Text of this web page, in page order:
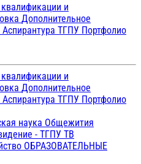
и
Дополнительное
Аспирантура ТГПУ Портфолио
и
Дополнительное
Аспирантура ТГПУ Портфолио
наука Общежития
- ТГПУ ТВ
ОБРАЗОВАТЕЛЬНЫЕ